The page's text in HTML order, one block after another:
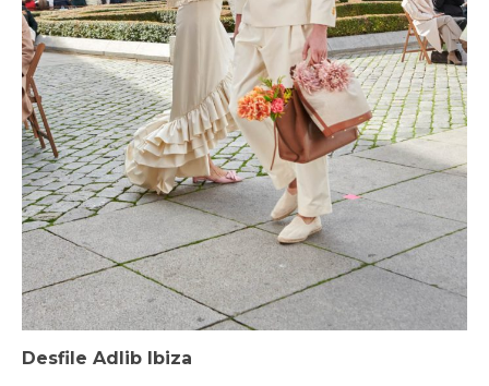
Desfile Adlib Ibiza